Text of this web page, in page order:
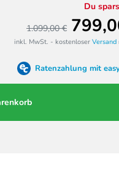
Du
1.099,00 €
inkl. MwSt. - kostenloser Versand
Ratenzahlung mit